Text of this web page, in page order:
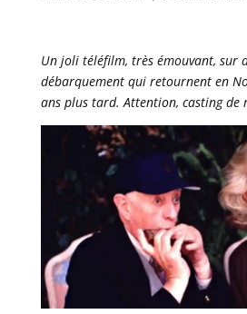
Un joli téléfilm, très émouvant, sur
débarquement qui retournent en
ans plus tard. Attention, casting de